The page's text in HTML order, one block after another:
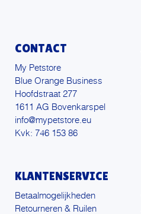
CONTACT
My Petstore
Blue Orange Business
Hoofdstraat 277
1611 AG Bovenkarspel
info@mypetstore.eu
Kvk: 746 153 86
KLANTENSERVICE
Betaalmogelijkheden
Retourneren & Ruilen